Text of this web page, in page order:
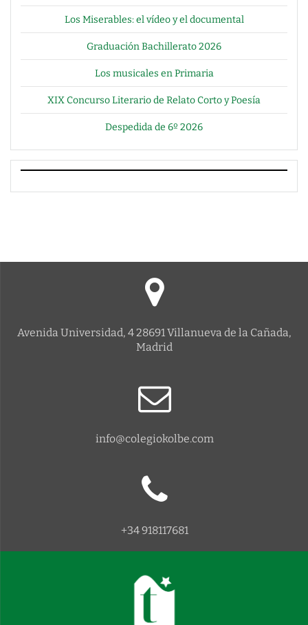
Los Miserables: el vídeo y el documental
Graduación Bachillerato 2026
Los musicales en Primaria
XIX Concurso Literario de Relato Corto y Poesía
Despedida de 6º 2026
Avenida Universidad, 4 28691 Villanueva de la Cañada,
Madrid
info@colegiokolbe.com
+34 918117681